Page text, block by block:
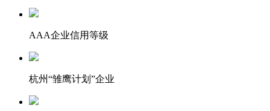
AAA企业信用等级
杭州“雏鹰计划”企业